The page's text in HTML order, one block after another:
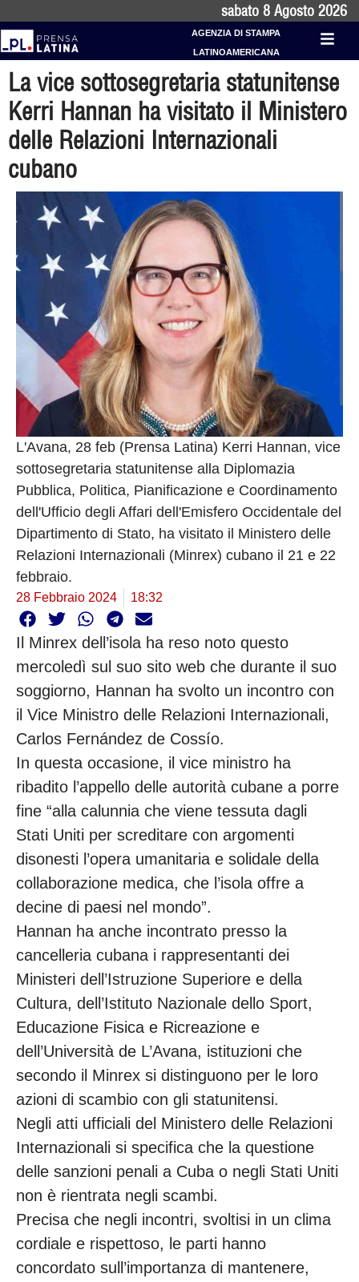
sabato 8 Agosto 2026
AGENZIA DI STAMPA
LATINOAMERICANA
La vice sottosegretaria statunitense
Kerri Hannan ha visitato il Ministero
delle Relazioni Internazionali
cubano
L'Avana, 28 feb (Prensa Latina) Kerri Hannan, vice
sottosegretaria statunitense alla Diplomazia
Pubblica, Politica, Pianificazione e Coordinamento
dell'Ufficio degli Affari dell'Emisfero Occidentale del
Dipartimento di Stato, ha visitato il Ministero delle
Relazioni Internazionali (Minrex) cubano il 21 e 22
febbraio.
28 Febbraio 2024 18:32
Il Minrex dell’isola ha reso noto questo
mercoledì sul suo sito web che durante il suo
soggiorno, Hannan ha svolto un incontro con
il Vice Ministro delle Relazioni Internazionali,
Carlos Fernández de Cossío.
In questa occasione, il vice ministro ha
ribadito l’appello delle autorità cubane a porre
fine “alla calunnia che viene tessuta dagli
Stati Uniti per screditare con argomenti
disonesti l’opera umanitaria e solidale della
collaborazione medica, che l’isola offre a
decine di paesi nel mondo”.
Hannan ha anche incontrato presso la
cancelleria cubana i rappresentanti dei
Ministeri dell’Istruzione Superiore e della
Cultura, dell’Istituto Nazionale dello Sport,
Educazione Fisica e Ricreazione e
dell’Università de L’Avana, istituzioni che
secondo il Minrex si distinguono per le loro
azioni di scambio con gli statunitensi.
Negli atti ufficiali del Ministero delle Relazioni
Internazionali si specifica che la questione
delle sanzioni penali a Cuba o negli Stati Uniti
non è rientrata negli scambi.
Precisa che negli incontri, svoltisi in un clima
cordiale e rispettoso, le parti hanno
concordato sull’importanza di mantenere,